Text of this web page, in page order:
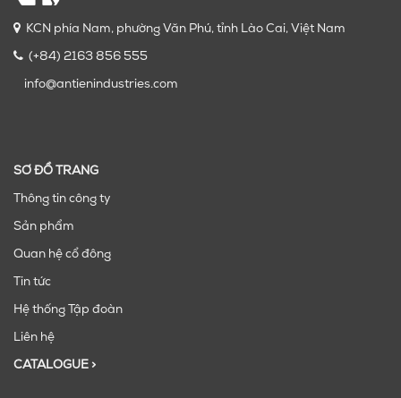
KCN phía Nam, phường Văn Phú, tỉnh Lào Cai, Việt Nam
(+84) 2163 856 555
info@antienindustries.com
SƠ ĐỒ TRANG
Thông tin công ty
Sản phẩm
Quan hệ cổ đông
Tin tức
Hệ thống Tập đoàn
Liên hệ
CATALOGUE >